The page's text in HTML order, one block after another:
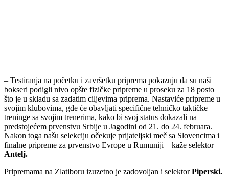
– Testiranja na početku i završetku priprema pokazuju da su naši
bokseri podigli nivo opšte fizičke pripreme u proseku za 18 posto
što je u skladu sa zadatim ciljevima priprema. Nastaviće pripreme u
svojim klubovima, gde će obavljati specifične tehničko taktičke
treninge sa svojim trenerima, kako bi svoj status dokazali na
predstojećem prvenstvu Srbije u Jagodini od 21. do 24. februara.
Nakon toga našu selekciju očekuje prijateljski meč sa Slovencima i
finalne pripreme za prvenstvo Evrope u Rumuniji – kaže selektor
Antelj.
Pripremama na Zlatiboru izuzetno je zadovoljan i selektorPiperski.